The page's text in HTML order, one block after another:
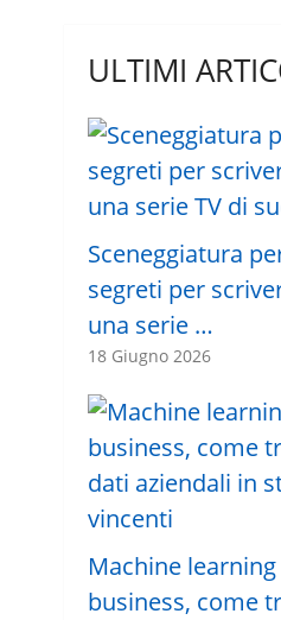
ULTIMI
Sceneggiatura
segreti per
una serie …
18 Giugno 2026
Machine
business, come